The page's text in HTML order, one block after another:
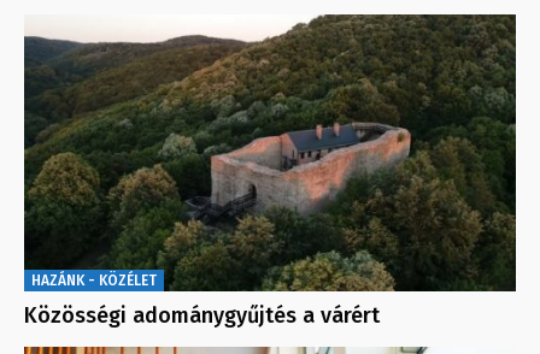
HAZÁNK - KÖZÉLET
Közösségi adománygyűjtés a várért